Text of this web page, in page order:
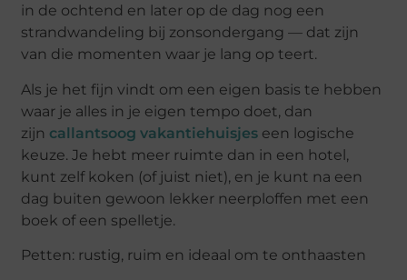
in de ochtend en later op de dag nog een
strandwandeling bij zonsondergang — dat zijn
van die momenten waar je lang op teert.
Als je het fijn vindt om een eigen basis te hebben
waar je alles in je eigen tempo doet, dan
zijn callantsoog vakantiehuisjes een logische
keuze. Je hebt meer ruimte dan in een hotel,
kunt zelf koken (of juist niet), en je kunt na een
dag buiten gewoon lekker neerploffen met een
boek of een spelletje.
Petten: rustig, ruim en ideaal om te onthaasten